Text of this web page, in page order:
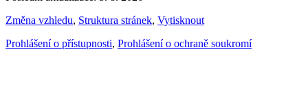
Změna vzhledu, Struktura stránek, Vytisknout
Prohlášení o přístupnosti, Prohlášení o ochraně soukromí